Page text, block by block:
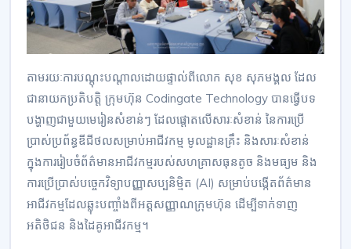
តាមរយៈការបណ្តុះបណ្តាលដោយផ្ទាល់ពីលោក សុខ សុភមង្គល ដែល
ជានាយកប្រតិបត្តិ ក្រុមហ៊ុន Codingate Technology បានធ្វើបទ
បង្ហាញជាមួយមេរៀនសំខាន់ៗ ដែលផ្តោតលើសារៈសំខាន់ នៃការប្រើ
ប្រាស់ប្រព័ន្ធឌីជីថលសម្រាប់អាជីវកម្ម មូលដ្ឋានគ្រឹះ និងសារៈសំខាន់
ក្នុងការរៀបចំព័ត៌មានអាជីវកម្មរបស់សហគ្រាសធុនតូច និងមធ្យម និង
ការប្រើប្រាស់បច្ចេកវិទ្យាបញ្ញាសប្បនិម្មិត (AI) សម្រាប់បង្កើតព័ត៌មាន
អាជីវកម្មដែលឆ្លុះបញ្ចាំងពីអត្តសញ្ញាណក្រុមហ៊ុន ដើម្បីទាក់ទាញ
អតិថិជន និងដៃគូអាជីវកម្ម។